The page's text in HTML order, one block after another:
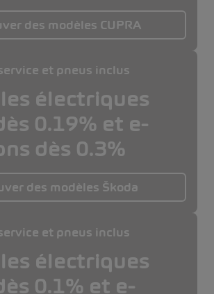
des modèles CUPRA
et pneus inclus
électriques
0.19% et e-
dès 0.3%
des modèles Škoda
et pneus inclus
électriques
0.1% et e-